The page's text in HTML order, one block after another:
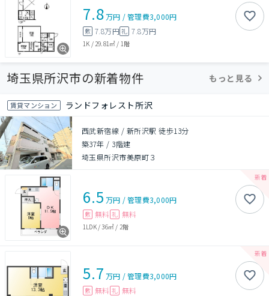
7.8万円 /管理費3,000円
敷 7.8万円礼 7.8万円
1K / 29.81㎡ / 1階
埼玉県所沢市の新着物件 もっと見る
賃貸マンション ランドフォレスト所沢
西武新宿線 / 新所沢駅 徒歩13分
築37年 / 3階建
埼玉県所沢市美原町３
6.5 万円 /管理費3,000円
敷 無料 礼 無料
1LDK/36㎡ / 2階
5.7 万円 /管理費3,000円
敷 無料 礼 無料